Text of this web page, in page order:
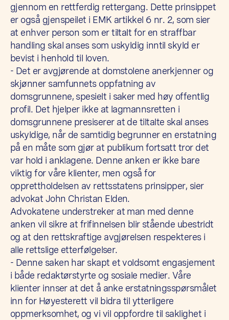
gjennom en rettferdig rettergang. Dette prinsippet
er også gjenspeilet i EMK artikkel 6 nr. 2, som sier
at enhver person som er tiltalt for en straffbar
handling skal anses som uskyldig inntil skyld er
bevist i henhold til loven.
- Det er avgjørende at domstolene anerkjenner og
skjønner samfunnets oppfatning av
domsgrunnene, spesielt i saker med høy offentlig
profil. Det hjelper ikke at lagmannsretten i
domsgrunnene presiserer at de tiltalte skal anses
uskyldige, når de samtidig begrunner en erstatning
på en måte som gjør at publikum fortsatt tror det
var hold i anklagene. Denne anken er ikke bare
viktig for våre klienter, men også for
opprettholdelsen av rettsstatens prinsipper, sier
advokat John Christan Elden.
Advokatene understreker at man med denne
anken vil sikre at frifinnelsen blir stående ubestridt
og at den rettskraftige avgjørelsen respekteres i
alle rettslige etterfølgelser.
- Denne saken har skapt et voldsomt engasjement
i både redaktørstyrte og sosiale medier. Våre
klienter innser at det å anke erstatningsspørsmålet
inn for Høyesterett vil bidra til ytterligere
oppmerksomhet, og vi vil oppfordre til saklighet i